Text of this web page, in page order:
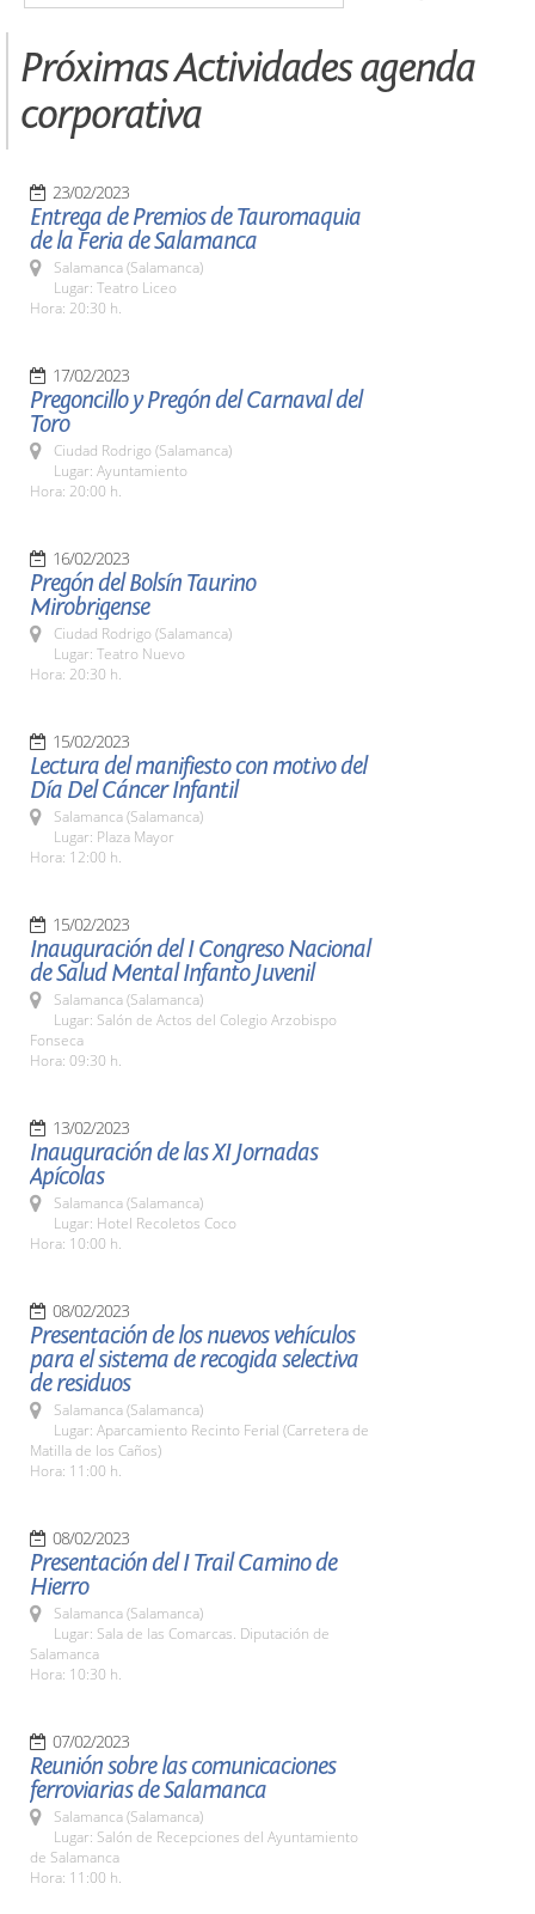
Próximas Actividades agenda
corporativa
23/02/2023
Entrega de Premios de Tauromaquia
de la Feria de Salamanca
Salamanca (Salamanca)
Lugar: Teatro Liceo
Hora: 20:30 h.
17/02/2023
Pregoncillo y Pregón del Carnaval del
Toro
Ciudad Rodrigo (Salamanca)
Lugar: Ayuntamiento
Hora: 20:00 h.
16/02/2023
Pregón del Bolsín Taurino
Mirobrigense
Ciudad Rodrigo (Salamanca)
Lugar: Teatro Nuevo
Hora: 20:30 h.
15/02/2023
Lectura del manifiesto con motivo del
Día Del Cáncer Infantil
Salamanca (Salamanca)
Lugar: Plaza Mayor
Hora: 12:00 h.
15/02/2023
Inauguración del I Congreso Nacional
de Salud Mental Infanto Juvenil
Salamanca (Salamanca)
Lugar: Salón de Actos del Colegio Arzobispo
Fonseca
Hora: 09:30 h.
13/02/2023
Inauguración de las XI Jornadas
Apícolas
Salamanca (Salamanca)
Lugar: Hotel Recoletos Coco
Hora: 10:00 h.
08/02/2023
Presentación de los nuevos vehículos
para el sistema de recogida selectiva
de residuos
Salamanca (Salamanca)
Lugar: Aparcamiento Recinto Ferial (Carretera de
Matilla de los Caños)
Hora: 11:00 h.
08/02/2023
Presentación del I Trail Camino de
Hierro
Salamanca (Salamanca)
Lugar: Sala de las Comarcas. Diputación de
Salamanca
Hora: 10:30 h.
07/02/2023
Reunión sobre las comunicaciones
ferroviarias de Salamanca
Salamanca (Salamanca)
Lugar: Salón de Recepciones del Ayuntamiento
de Salamanca
Hora: 11:00 h.